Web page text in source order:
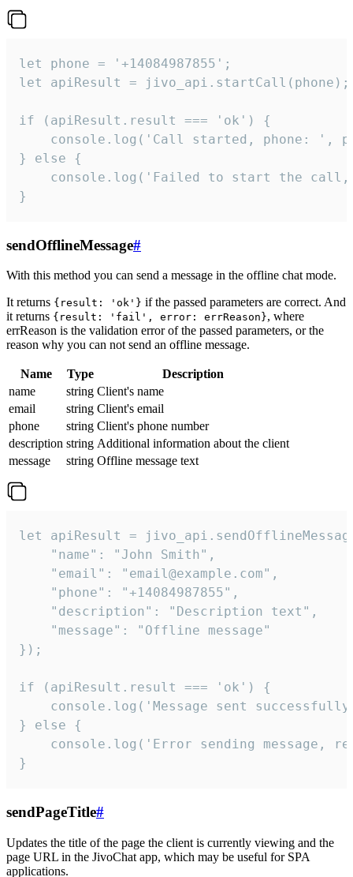
let phone = '+14084987855';
let apiResult = jivo_api.startCall(phone);
if (apiResult.result === 'ok') {
console.log('Call started, phone: ',
} else {
console.log('Failed to start the
}
sendOfflineMessage#
With this method you can send a message in the offline chat mode.
It returns {result: 'ok'} if the passed parameters are correct. And
it returns {result: 'fail', error: errReason}, where
errReason is the validation error of the passed parameters, or the
reason why you can not send an offline message.
Name Type
Description
name
string Client's name
email
string Client's email
phone
string Client's phone number
description string Additional information about the client
message
string Offline message text
let apiResult =
    "name": "John Smith",
    "email": "email@example.com",
    "phone": "+14084987855",
    "description": "Description text",
    "message": "Offline message"
});
if (apiResult.result === 'ok') {
console.log('Message sent
} else {
console.log('Error sending message,
}
sendPageTitle#
Updates the title of the page the client is currently viewing and the
page URL in the JivoChat app, which may be useful for SPA
applications.